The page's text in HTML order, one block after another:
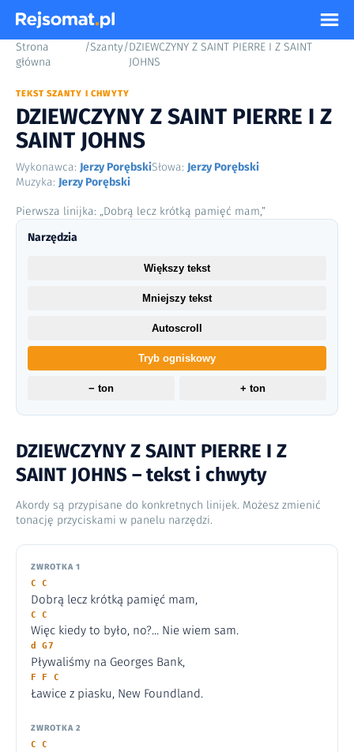
Strona
główna
/Szanty/DZIEWCZYNY Z SAINT PIERRE I Z SAINT
JOHNS
TEKST SZANTY I CHWYTY
DZIEWCZYNY Z SAINT PIERRE I Z
SAINT JOHNS
Wykonawca: Jerzy PorębskiSłowa: Jerzy Porębski
Muzyka: Jerzy Porębski
Pierwsza linijka: „Dobrą lecz krótką pamięć mam,”
DZIEWCZYNY Z SAINT PIERRE I Z
SAINT JOHNS – tekst i chwyty
Akordy są przypisane do konkretnych linijek. Możesz zmienić
tonację przyciskami w panelu narzędzi.
ZWROTKA 1
C C
Dobrą lecz krótką pamięć mam,
C C
Więc kiedy to było, no?... Nie wiem sam.
d G7
Pływaliśmy na Georges Bank,
F F C
Ławice z piasku, New Foundland.
ZWROTKA 2
C C
Narzędzia
Większy tekst
Mniejszy tekst
Autoscroll
Tryb ogniskowy
− ton + ton